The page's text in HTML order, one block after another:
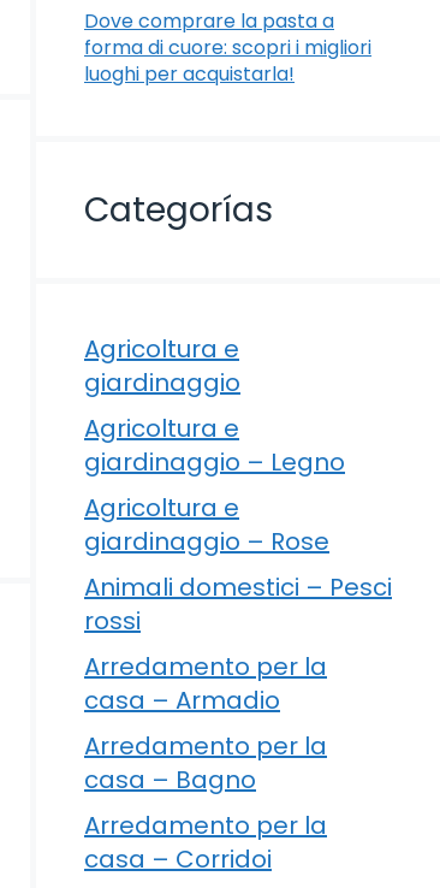
Dove comprare la pasta a
forma di cuore: scopri i migliori
luoghi per acquistarla!
Categorías
Agricoltura e
giardinaggio
Agricoltura e
giardinaggio – Legno
Agricoltura e
giardinaggio – Rose
Animali domestici – Pesci
rossi
Arredamento per la
casa – Armadio
Arredamento per la
casa – Bagno
Arredamento per la
casa – Corridoi